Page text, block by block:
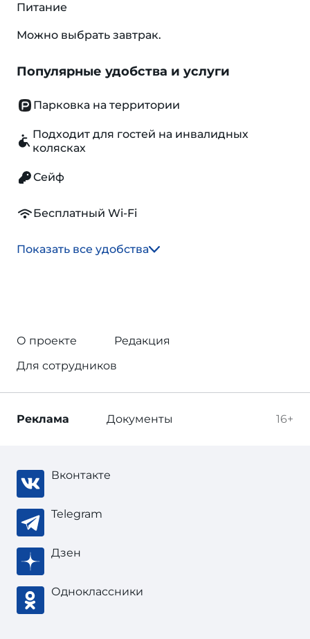
Питание
Можно выбрать завтрак.
Популярные удобства и услуги
Парковка на территории
Подходит для гостей на инвалидных
колясках
Сейф
Бесплатный Wi-Fi
Показать все удобства
О проекте
Редакция
Для сотрудников
16+
Реклама Документы
Вконтакте
Telegram
Дзен
Одноклассники